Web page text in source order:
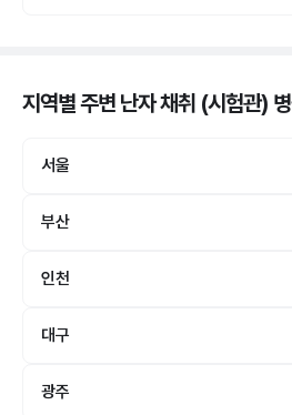
지역별 주변 난자 채취 (시험관)
서울
부산
인천
대구
광주